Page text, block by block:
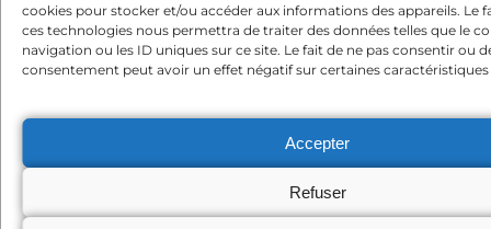
cookies pour stocker et/ou accéder aux informations des appareils. Le
ces technologies nous permettra de traiter des données telles que le
navigation ou les ID uniques sur ce site. Le fait de ne pas consentir ou
consentement peut avoir un effet négatif sur certaines
Accepter
Refuser